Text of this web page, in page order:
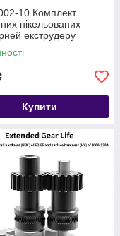
10 Комплект
нікельованих
екструдеру
Creality K1 K1C
Купити